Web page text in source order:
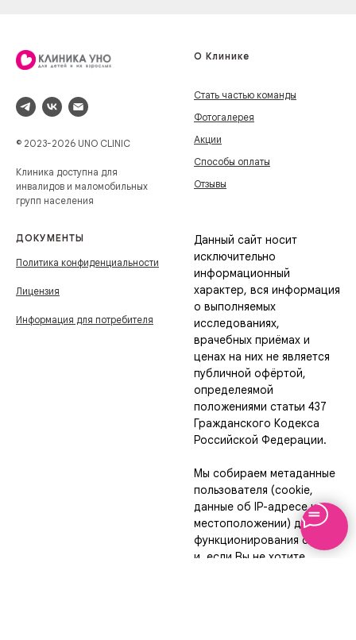
© 2023-2026 UNO CLINIC
Клиника доступна для
инвалидов и маломобильных
групп населения
О Клинике
Стать частью команды
Фотогалерея
Акции
Способы оплаты
Отзывы
ДОКУМЕНТЫ
Политика конфиденциальности
Лицензия
Информация для потребителя
Данный сайт носит
исключительно
информационный
характер, вся информация
о выполняемых
исследованиях,
врачебных приёмах и
ценах на них не является
публичной офёртой,
определеямой
положениями статьи 437
Гражданского Кодекса
Российской Федерации.
Мы собираем метаданные
пользователя (cookie,
данные об IP-адресе и
местоположении) для
функционирования сайта
и, если Вы не хотите,